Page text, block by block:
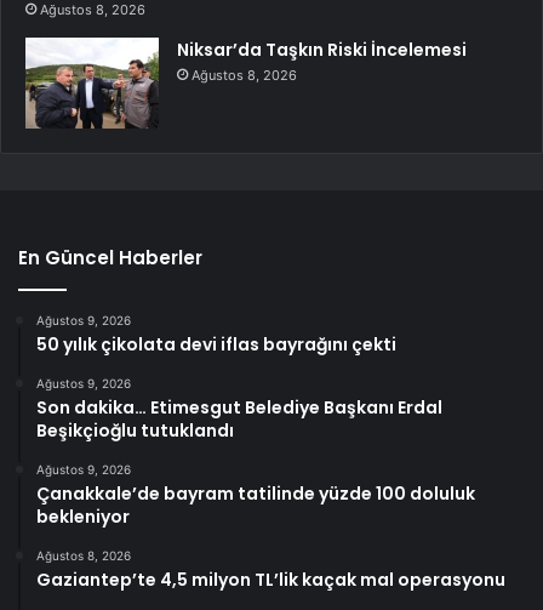
Ağustos 8, 2026
Niksar’da Taşkın Riski İncelemesi
Ağustos 8, 2026
En Güncel Haberler
Ağustos 9, 2026
50 yılık çikolata devi iflas bayrağını çekti
Ağustos 9, 2026
Son dakika… Etimesgut Belediye Başkanı Erdal
Beşikçioğlu tutuklandı
Ağustos 9, 2026
Çanakkale’de bayram tatilinde yüzde 100 doluluk
bekleniyor
Ağustos 8, 2026
Gaziantep’te 4,5 milyon TL’lik kaçak mal operasyonu